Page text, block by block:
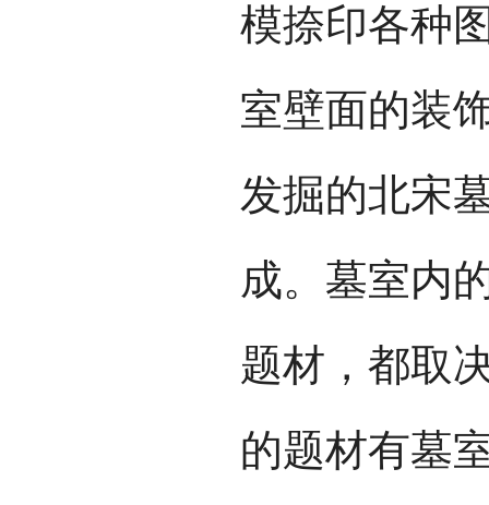
模捺印各种
室壁面的装
发掘的北宋
成。墓室内
题材，都取
的题材有墓